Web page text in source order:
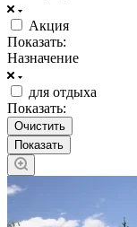
Акция
Показать:
Назначение
для отдыха
Показать:
Очистить